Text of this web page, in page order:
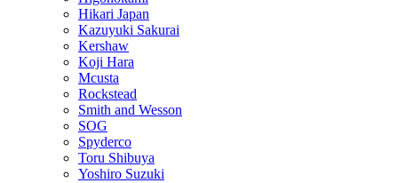
Hikari Japan
Kazuyuki Sakurai
Kershaw
Koji Hara
Mcusta
Rockstead
Smith and Wesson
SOG
Spyderco
Toru Shibuya
Yoshiro Suzuki